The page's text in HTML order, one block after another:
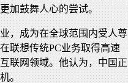
加鼓舞人心的尝试。
，成为在全球范围内受人尊
联想传统PC业务取得高速
联网领域。他认为，中国正
。